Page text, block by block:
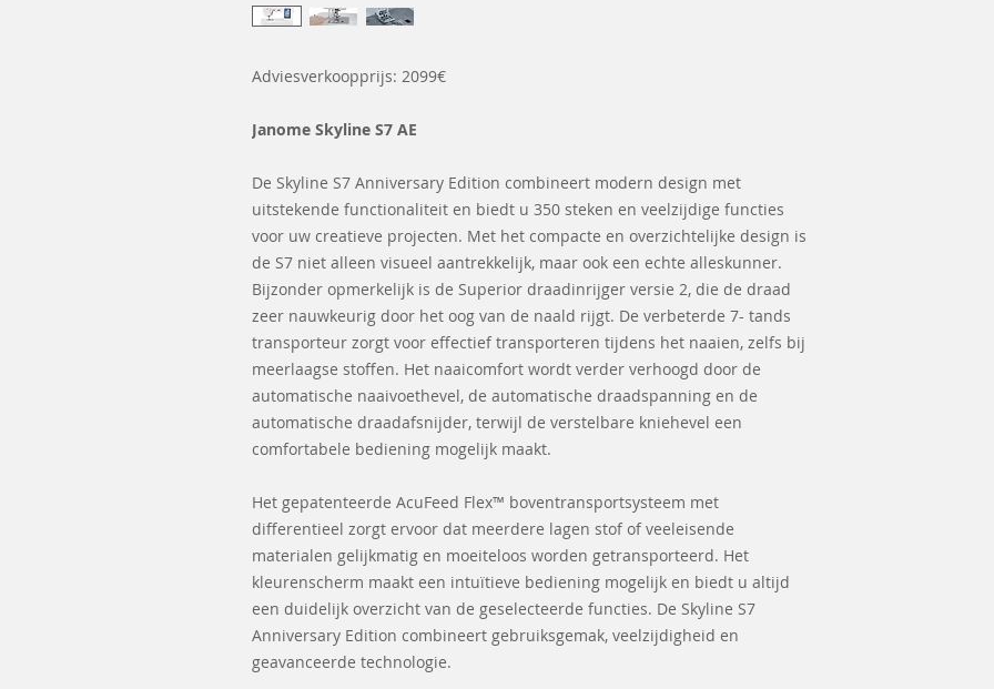
Adviesverkoopprijs: 2099€
Janome Skyline S7 AE
De Skyline S7 Anniversary Edition combineert modern design met
uitstekende functionaliteit en biedt u 350 steken en veelzijdige functies
voor uw creatieve projecten. Met het compacte en overzichtelijke design is
de S7 niet alleen visueel aantrekkelijk, maar ook een echte alleskunner.
Bijzonder opmerkelijk is de Superior draadinrijger versie 2, die de draad
zeer nauwkeurig door het oog van de naald rijgt. De verbeterde 7- tands
transporteur zorgt voor effectief transporteren tijdens het naaien, zelfs bij
meerlaagse stoffen. Het naaicomfort wordt verder verhoogd door de
automatische naaivoethevel, de automatische draadspanning en de
automatische draadafsnijder, terwijl de verstelbare kniehevel een
comfortabele bediening mogelijk maakt.
Het gepatenteerde AcuFeed Flex™ boventransportsysteem met
differentieel zorgt ervoor dat meerdere lagen stof of veeleisende
materialen gelijkmatig en moeiteloos worden getransporteerd. Het
kleurenscherm maakt een intuïtieve bediening mogelijk en biedt u altijd
een duidelijk overzicht van de geselecteerde functies. De Skyline S7
Anniversary Edition combineert gebruiksgemak, veelzijdigheid en
geavanceerde technologie.